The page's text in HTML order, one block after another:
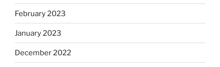
February 2023
January 2023
December 2022